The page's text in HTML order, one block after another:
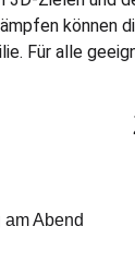
Für alle
Abend